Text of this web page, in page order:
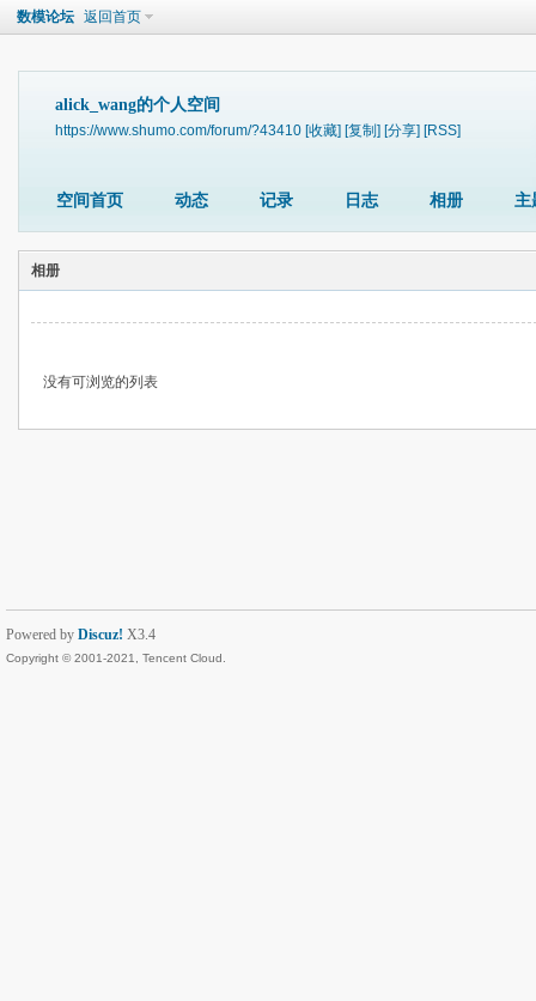
数模论坛 返回首页
alick_wang的个人空间
https://www.shumo.com/forum/?43410 [收藏] [复制] [分享] [RSS]
空间首页 动态 记录 日志 相册 主
相册
没有可浏览的列表
Powered by Discuz! X3.4
Copyright © 2001-2021, Tencent Cloud.